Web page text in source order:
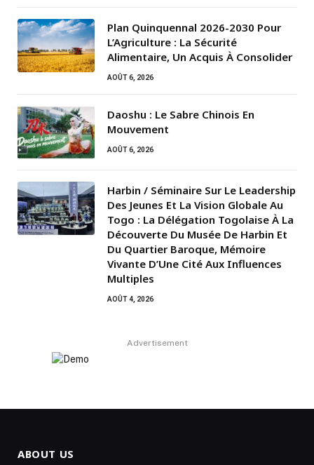
Plan Quinquennal 2026-2030 Pour
L’Agriculture : La Sécurité
Alimentaire, Un Acquis À Consolider
AOÛT 6, 2026
Daoshu : Le Sabre Chinois En
Mouvement
AOÛT 6, 2026
Harbin / Séminaire Sur Le Leadership
Des Jeunes Et La Vision Globale Au
Togo : La Délégation Togolaise À La
Découverte Du Musée De Harbin Et
Du Quartier Baroque, Mémoire
Vivante D’Une Cité Aux Influences
Multiples
AOÛT 4, 2026
Advertisement
ABOUT US